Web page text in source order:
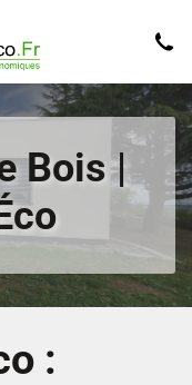
Bois |
: